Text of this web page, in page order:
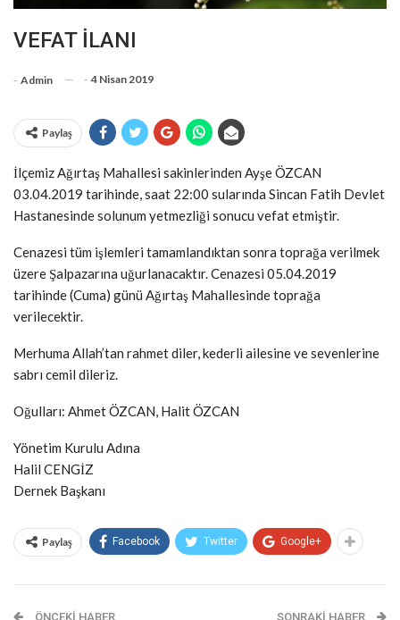
VEFAT İLANI
- Admin - 4 Nisan 2019
Paylaş
İlçemiz Ağırtaş Mahallesi sakinlerinden Ayşe ÖZCAN
03.04.2019 tarihinde, saat 22:00 sularında Sincan Fatih Devlet
Hastanesinde solunum yetmezliği sonucu vefat etmiştir.
Cenazesi tüm işlemleri tamamlandıktan sonra toprağa verilmek
üzere Şalpazarına uğurlanacaktır. Cenazesi 05.04.2019
tarihinde (Cuma) günü Ağırtaş Mahallesinde toprağa
verilecektir.
Merhuma Allah’tan rahmet diler, kederli ailesine ve sevenlerine
sabrı cemil dileriz.
Oğulları: Ahmet ÖZCAN, Halit ÖZCAN
Yönetim Kurulu Adına
Halil CENGİZ
Dernek Başkanı
Paylaş Facebook Twitter Google+
ÖNCEKI HABER SONRAKI HABER